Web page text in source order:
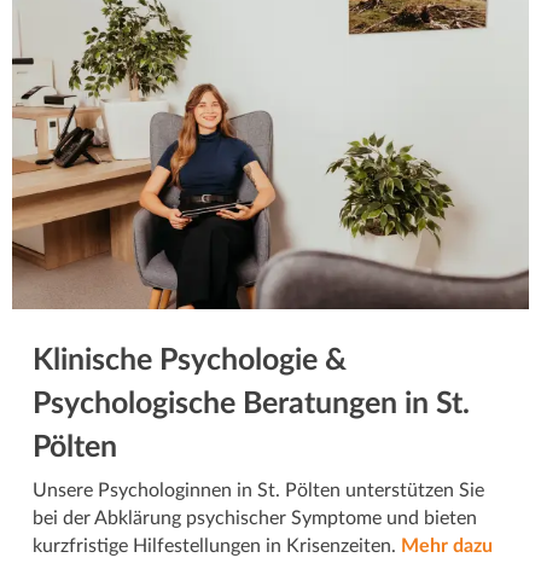
Klinische Psychologie &
Psychologische Beratungen in St.
Pölten
Unsere Psychologinnen in St. Pölten unterstützen Sie
bei der Abklärung psychischer Symptome und bieten
kurzfristige Hilfestellungen in Krisenzeiten. Mehr dazu